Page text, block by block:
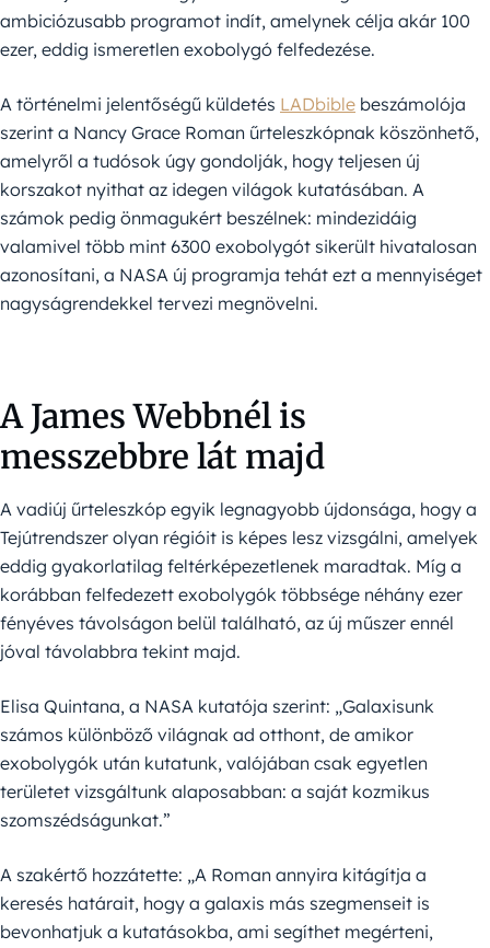
ambiciózusabb programot indít, amelynek célja akár 100
ezer, eddig ismeretlen exobolygó felfedezése.
A történelmi jelentőségű küldetés LADbible beszámolója
szerint a Nancy Grace Roman űrteleszkópnak köszönhető,
amelyről a tudósok úgy gondolják, hogy teljesen új
korszakot nyithat az idegen világok kutatásában. A
számok pedig önmagukért beszélnek: mindezidáig
valamivel több mint 6300 exobolygót sikerült hivatalosan
azonosítani, a NASA új programja tehát ezt a mennyiséget
nagyságrendekkel tervezi megnövelni.
A James Webbnél is
messzebbre lát majd
A vadiúj űrteleszkóp egyik legnagyobb újdonsága, hogy a
Tejútrendszer olyan régióit is képes lesz vizsgálni, amelyek
eddig gyakorlatilag feltérképezetlenek maradtak. Míg a
korábban felfedezett exobolygók többsége néhány ezer
fényéves távolságon belül található, az új műszer ennél
jóval távolabbra tekint majd.
Elisa Quintana, a NASA kutatója szerint: „Galaxisunk
számos különböző világnak ad otthont, de amikor
exobolygók után kutatunk, valójában csak egyetlen
területet vizsgáltunk alaposabban: a saját kozmikus
szomszédságunkat.”
A szakértő hozzátette: „A Roman annyira kitágítja a
keresés határait, hogy a galaxis más szegmenseit is
bevonhatjuk a kutatásokba, ami segíthet megérteni,